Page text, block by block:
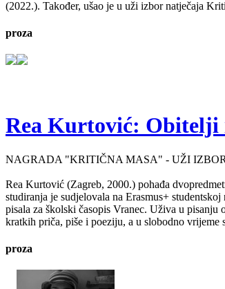
(2022.). Također, ušao je u uži izbor natječaja
proza
Rea Kurtović:
NAGRADA "KRITIČNA MASA" - UŽI IZBOR
Rea Kurtović (Zagreb, 2000.) pohađa
studiranja je sudjelovala na Erasmus+
pisala za školski časopis Vranec. Uživa u
kratkih priča, piše i poeziju, a u slobodno vrijeme
proza